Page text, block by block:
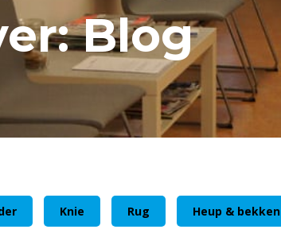
Blog
Knie Rug Heup & bekken